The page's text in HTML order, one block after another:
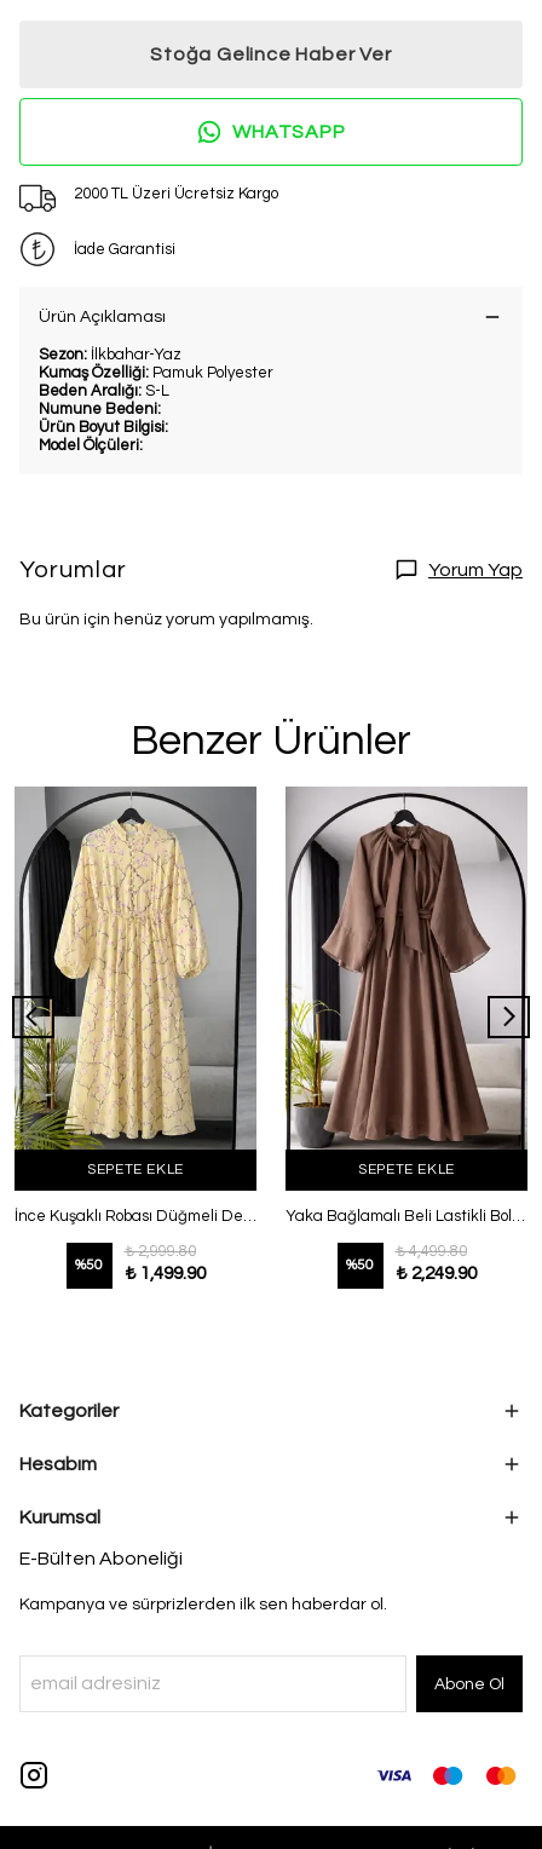
Stoğa Gelince Haber Ver
WHATSAPP
2000 TL Üzeri Ücretsiz Kargo
İade Garantisi
Ürün Açıklaması
Sezon: İlkbahar-Yaz
Kumaş Özelliği: Pamuk Polyester
Beden Aralığı: S-L
Numune Bedeni:
Ürün Boyut Bilgisi:
Model Ölçüleri:
Yorumlar Yorum Yap
Bu ürün için henüz yorum yapılmamış.
Benzer Ürünler
SEPETE EKLE
İnce Kuşaklı Robası Düğmeli Desenli Balon Kol Elbise Sarı
%50
₺ 2,999.80
₺ 1,499.90
SEPETE EKLE
Yaka Bağlamalı Beli Lastikli Bol Kol Elbise Kahve
%50
₺ 4,499.80
₺ 2,249.90
Kategoriler
Hesabım
Kurumsal
E-Bülten Aboneliği
Kampanya ve sürprizlerden ilk sen haberdar ol.
Abone Ol